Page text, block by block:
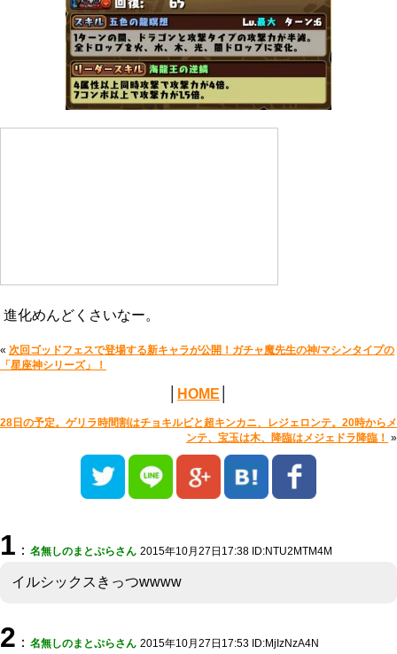
進化めんどくさいなー。
« 次回ゴッドフェスで登場する新キャラが公開！ガチャ魔先生の神/マシンタイプの
「星座神シリーズ」！
HOME
28日の予定。ゲリラ時間割はチョキルビと超キンカニ、レジェロンテ。20時からメ
ンテ、宝玉は木、降臨はメジェドラ降臨！ »
1 ： 名無しのまとぷらさん 2015年10月27日17:38 ID:NTU2MTM4M
イルシックスきっつwwww
2 ： 名無しのまとぷらさん 2015年10月27日17:53 ID:MjIzNzA4N